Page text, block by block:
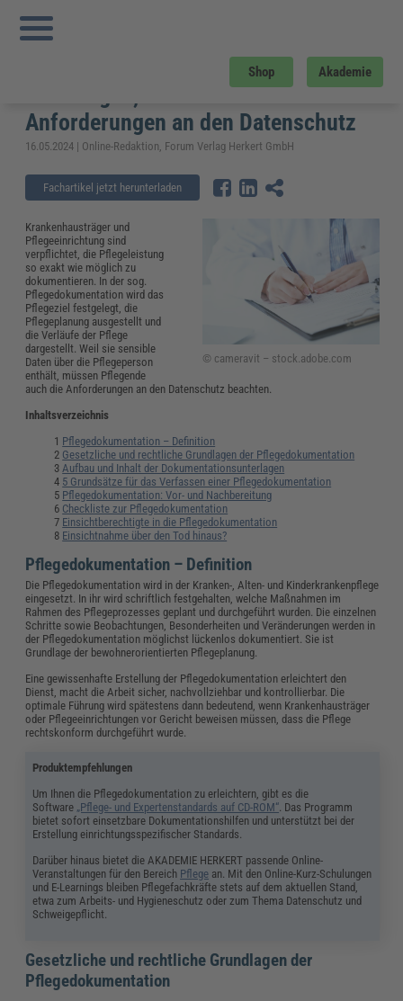
Shop Akademie
Sie sind hier:
Pflegedokumentation – Rechtliche Grundlagen, Aufbau und Anforderungen an
den Datenschutz
Pflegedokumentation – Rechtliche
Grundlagen, Aufbau und
Anforderungen an den Datenschutz
16.05.2024 | Online-Redaktion, Forum Verlag Herkert GmbH
Fachartikel jetzt herunterladen
© cameravit – stock.adobe.com
Krankenhausträger und
Pflegeeinrichtung sind
verpflichtet, die Pflegeleistung
so exakt wie möglich zu
dokumentieren. In der sog.
Pflegedokumentation wird das
Pflegeziel festgelegt, die
Pflegeplanung ausgestellt und
die Verläufe der Pflege
dargestellt. Weil sie sensible
Daten über die Pflegeperson
enthält, müssen Pflegende
auch die Anforderungen an den Datenschutz beachten.
Inhaltsverzeichnis
Pflegedokumentation – Definition
Gesetzliche und rechtliche Grundlagen der Pflegedokumentation
Aufbau und Inhalt der Dokumentationsunterlagen
5 Grundsätze für das Verfassen einer Pflegedokumentation
Pflegedokumentation: Vor- und Nachbereitung
Checkliste zur Pflegedokumentation
Einsichtberechtigte in die Pflegedokumentation
Einsichtnahme über den Tod hinaus?
Pflegedokumentation – Definition
Die Pflegedokumentation wird in der Kranken-, Alten- und Kinderkrankenpflege
eingesetzt. In ihr wird schriftlich festgehalten, welche Maßnahmen im
Rahmen des Pflegeprozesses geplant und durchgeführt wurden. Die einzelnen
Schritte sowie Beobachtungen, Besonderheiten und Veränderungen werden in
der Pflegedokumentation möglichst lückenlos dokumentiert. Sie ist
Grundlage der bewohnerorientierten Pflegeplanung.
Eine gewissenhafte Erstellung der Pflegedokumentation erleichtert den
Dienst, macht die Arbeit sicher, nachvollziehbar und kontrollierbar. Die
optimale Führung wird spätestens dann bedeutend, wenn Krankenhausträger
oder Pflegeeinrichtungen vor Gericht beweisen müssen, dass die Pflege
rechtskonform durchgeführt wurde.
Produktempfehlungen
Um Ihnen die Pflegedokumentation zu erleichtern, gibt es die
Software „Pflege- und Expertenstandards auf CD-ROM“ . Das Programm
bietet sofort einsetzbare Dokumentationshilfen und unterstützt bei der
Erstellung einrichtungsspezifischer Standards.
Darüber hinaus bietet die AKADEMIE HERKERT passende Online-
Veranstaltungen für den Bereich Pflege an. Mit den Online-Kurz-Schulungen
und E-Learnings bleiben Pflegefachkräfte stets auf dem aktuellen Stand,
etwa zum Arbeits- und Hygieneschutz oder zum Thema Datenschutz und
Schweigepflicht.
Gesetzliche und rechtliche Grundlagen der
Pflegedokumentation